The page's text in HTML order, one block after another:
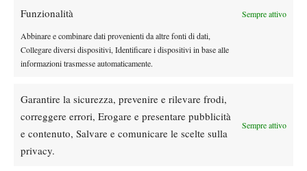
Funzionalità Sempre attivo
Abbinare e combinare dati provenienti da altre fonti di dati,
Collegare diversi dispositivi, Identificare i dispositivi in base alle
informazioni trasmesse automaticamente.
Garantire la sicurezza, prevenire e rilevare frodi,
correggere errori, Erogare e presentare pubblicità
e contenuto, Salvare e comunicare le scelte sulla
privacy.
Sempre attivo
Atp News
Masters 1000 Montreal 2026: medical time
out per Shang contro Darderi
WTA 1000 Toronto 2026: pioggia pesante,
gioco sospeso